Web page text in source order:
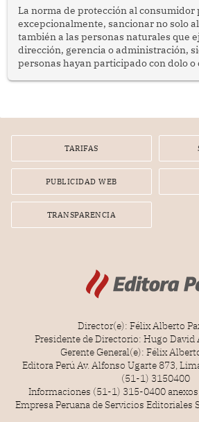
La norma de protección al consumidor
excepcionalmente, sancionar no solo
también a las personas naturales que
dirección, gerencia o administración,
personas hayan participado con dolo
por la frustrada realización de un meet
TARIFAS
PUBLICIDAD WEB
TRANSPARENCIA
Director(e): Félix Alberto
Presidente de Directorio: Hugo David
Gerente General(e): Félix
Editora Perú Av. Alfonso Ugarte 873,
(51-1) 3150400
Informaciones (51-1) 315-0400
Empresa Peruana de Servicios Editoriales